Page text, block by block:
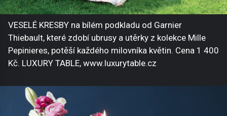
VESELÉ KRESBY na bílém podkladu od Garnier
Thiebault, které zdobí ubrusy a utěrky z kolekce Mille
Pepinieres, potěší každého milovníka květin. Cena 1 400
Kč. LUXURY TABLE, www.luxurytable.cz